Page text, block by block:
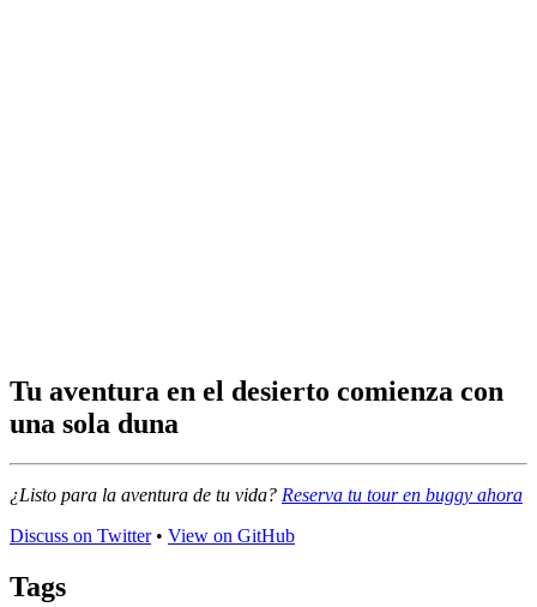
Tu aventura en el desierto comienza con
una sola duna
¿Listo para la aventura de tu vida? Reserva tu tour en buggy ahora
Discuss on Twitter• View on GitHub
Tags